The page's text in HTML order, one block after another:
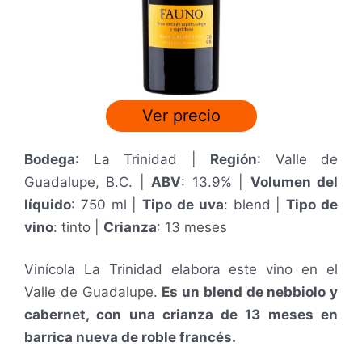
Ver precio
Bodega: La Trinidad | Región: Valle de
Guadalupe, B.C. |ABV: 13.9% | Volumen del
líquido: 750 ml |Tipo de uva: blend |Tipo de
vino: tinto | Crianza: 13 meses
Vinícola La Trinidad elabora este vino en el
Valle de Guadalupe. Es un blend de nebbiolo y
cabernet, con una crianza de 13 meses en
barrica nueva de roble francés.